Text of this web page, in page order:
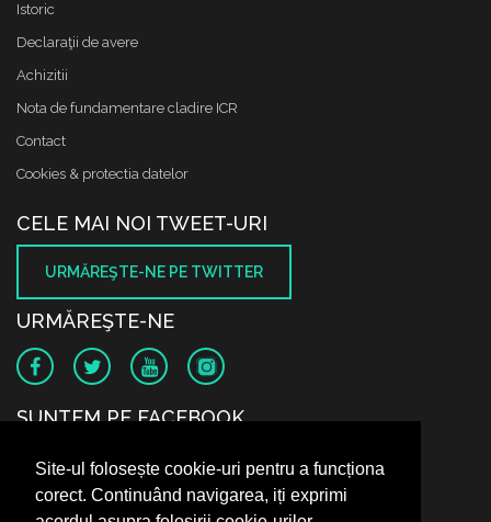
Site-ul folosește cookie-uri pentru a funcționa
corect. Continuând navigarea, iți exprimi
Istoric
Declaraţii de avere
Achizitii
Nota de fundamentare cladire ICR
Contact
Cookies & protectia datelor
CELE MAI NOI TWEET-URI
URMĂREŞTE-NE PE TWITTER
URMĂREŞTE-NE
SUNTEM PE FACEBOOK